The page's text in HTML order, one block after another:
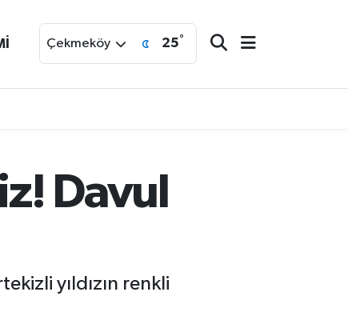
Çekmeköy 25°
Davul
yıldızın renkli